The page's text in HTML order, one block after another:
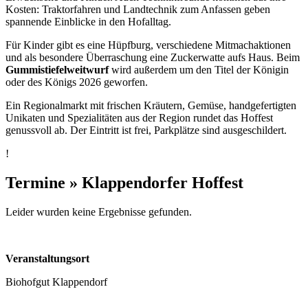
Kosten: Traktorfahren und Landtechnik zum Anfassen geben
spannende Einblicke in den Hofalltag.
Für Kinder gibt es eine Hüpfburg, verschiedene Mitmachaktionen
und als besondere Überraschung eine Zuckerwatte aufs Haus. Beim
Gummistiefelweitwurfwird außerdem um den Titel der Königin
oder des Königs 2026 geworfen.
Ein Regionalmarkt mit frischen Kräutern, Gemüse, handgefertigten
Unikaten und Spezialitäten aus der Region rundet das Hoffest
genussvoll ab. Der Eintritt ist frei, Parkplätze sind ausgeschildert.
!
Termine » Klappendorfer Hoffest
Leider wurden keine Ergebnisse gefunden.
Veranstaltungsort
Biohofgut Klappendorf